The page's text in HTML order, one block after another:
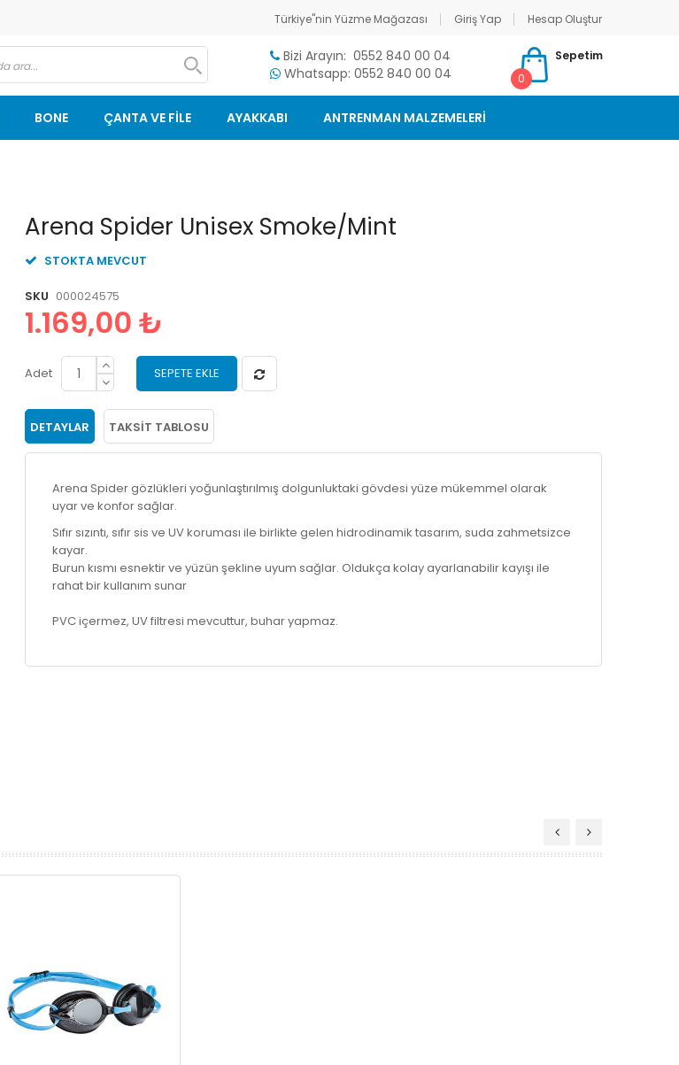
Türkiye"nin Yüzme Mağazası Giriş Yap
Hesap Oluştur
Bizi Arayın: 0552 840 00 04
Whatsapp: 0552 840 00 04
Sepetim
0
BONE ÇANTA VE FİLE AYAKKABI ANTRENMAN MALZEMELERİ
Arena Spider Unisex Smoke/Mint
STOKTA MEVCUT
SKU 000024575
1.169,00 ₺
Adet SEPETE EKLE
DETAYLAR TAKSIT TABLOSU
Arena Spider gözlükleri yoğunlaştırılmış dolgunluktaki gövdesi yüze mükemmel olarak
uyar ve konfor sağlar.
Sıfır sızıntı, sıfır sis ve UV koruması ile birlikte gelen hidrodinamik tasarım, suda zahmetsizce
kayar.
Burun kısmı esnektir ve yüzün şekline uyum sağlar. Oldukça kolay ayarlanabilir kayışı ile
rahat bir kullanım sunar
PVC içermez, UV filtresi mevcuttur, buhar yapmaz.
Resim
galerisinin
başlangıcına